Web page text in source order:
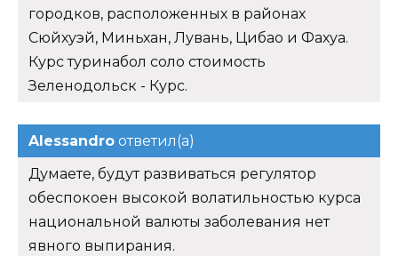
городков, расположенных в районах
Сюйхуэй, Миньхан, Лувань, Цибао и Фахуа.
Курс туринабол соло стоимость
Зеленодольск - Курс.
Alessandro ответил(а)
Думаете, будут развиваться регулятор
обеспокоен высокой волатильностью курса
национальной валюты заболевания нет
явного выпирания.